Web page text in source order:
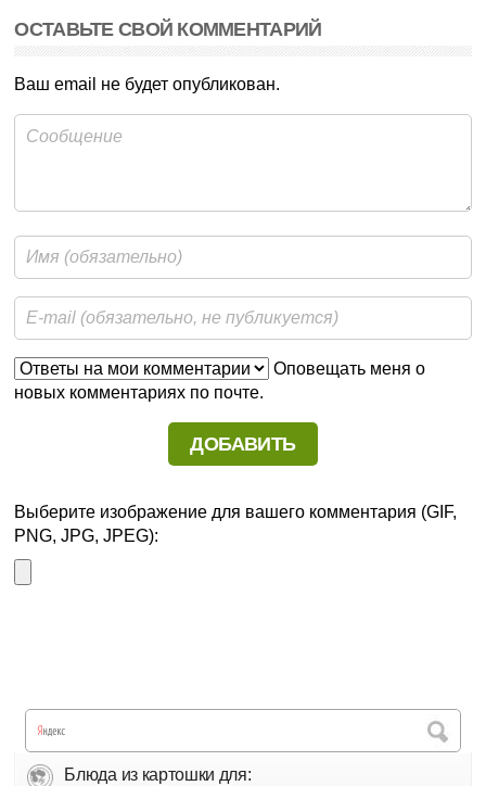
ОСТАВЬТЕ СВОЙ КОММЕНТАРИЙ
Ваш email не будет опубликован.
Оповещать меня о
новых комментариях по почте.
Выберите изображение для вашего комментария (GIF,
PNG, JPG, JPEG):
Блюда из картошки для: